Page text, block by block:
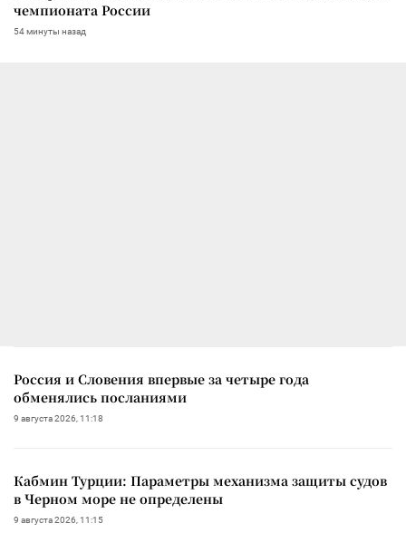
чемпионата России
54 минуты назад
Россия и Словения впервые за четыре года
обменялись посланиями
9 августа 2026, 11:18
Кабмин Турции: Параметры механизма защиты судов
в Черном море не определены
9 августа 2026, 11:15